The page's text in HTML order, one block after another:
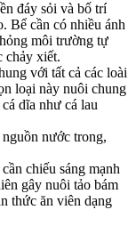
đáy sỏi và bố trí
Bể cần có nhiều ánh
môi trường tự
chảy xiết.
với tất cả các loài
loại này nuôi chung
dĩa như cá lau
nước trong,
chiếu sáng mạnh
gây nuôi tảo bám
thức ăn viên dạng